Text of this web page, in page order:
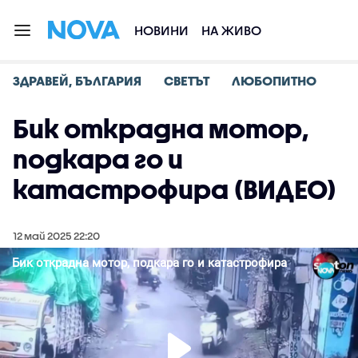
НОВИНИ НА ЖИВО
ЗДРАВЕЙ, БЪЛГАРИЯ СВЕТЪТ ЛЮБОПИТНО
Бик открадна мотор,
подкара го и
катастрофира (ВИДЕО)
12 май 2025 22:20